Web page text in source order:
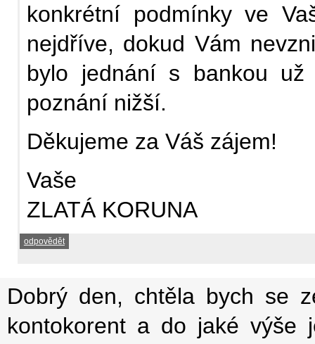
konkrétní podmínky ve
nejdříve, dokud Vám
bylo jednání s bankou
poznání nižší.
Děkujeme za Váš zájem!
Vaše
ZLATÁ KORUNA
odpovědět
Dobrý den, chtěla bych se
kontokorent a do jaké výše